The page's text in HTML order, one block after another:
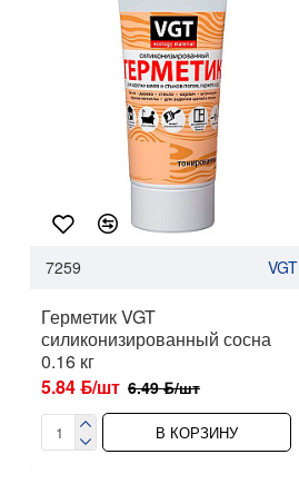
7259 VGT
Герметик VGT
силиконизированный сосна
0.16 кг
5.84 ƃ/шт 6.49 ƃ/шт
В КОРЗИНУ